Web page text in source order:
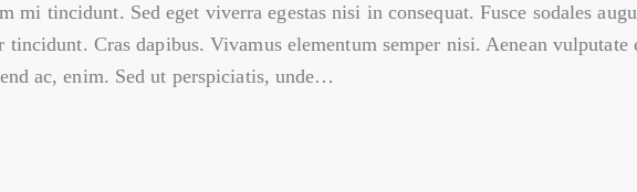
mi tincidunt. Sed eget viverra egestas nisi in consequat. Fusce sodales
Cras dapibus. Vivamus elementum semper nisi. Aenean vulputate
ac, enim. Sed ut perspiciatis, unde…